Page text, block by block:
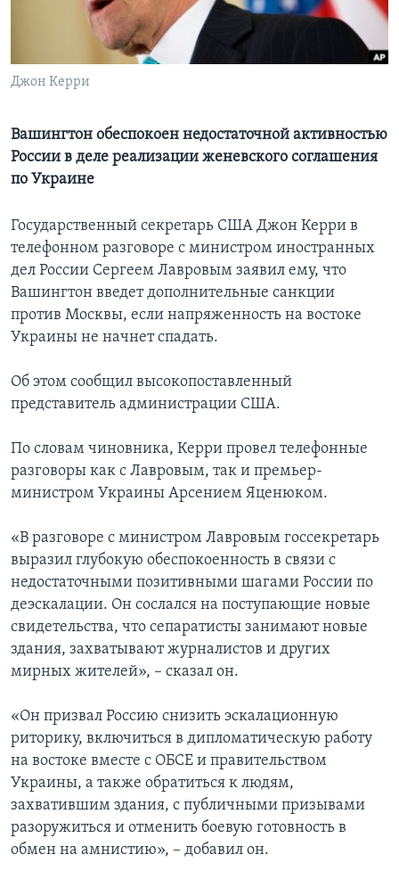
Learning English
СОЦИАЛЬНЫЕ СЕТИ
Языки
Джон Керри
Вашингтон обеспокоен недостаточной активностью
России в деле реализации женевского соглашения
по Украине
Государственный секретарь США Джон Керри в
телефонном разговоре с министром иностранных
дел России Сергеем Лавровым заявил ему, что
Вашингтон введет дополнительные санкции
против Москвы, если напряженность на востоке
Украины не начнет спадать.
Об этом сообщил высокопоставленный
представитель администрации США.
По словам чиновника, Керри провел телефонные
разговоры как с Лавровым, так и премьер-
министром Украины Арсением Яценюком.
«В разговоре с министром Лавровым госсекретарь
выразил глубокую обеспокоенность в связи с
недостаточными позитивными шагами России по
деэскалации. Он сослался на поступающие новые
свидетельства, что сепаратисты занимают новые
здания, захватывают журналистов и других
мирных жителей», – сказал он.
«Он призвал Россию снизить эскалационную
риторику, включиться в дипломатическую работу
на востоке вместе с ОБСЕ и правительством
Украины, а также обратиться к людям,
захватившим здания, с публичными призывами
разоружиться и отменить боевую готовность в
обмен на амнистию», – добавил он.